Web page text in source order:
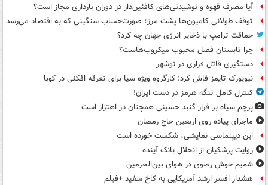
آیا مصرف قهوه و نوشیدنی‌های کافئین‌دار در دوران بارداری مجاز است؟
توقف طولانی کامیون‌ها پشت مرز؛ صورت‌حساب سنگینی که به اقتصاد می‌رسد
حماقت ترامپ با ذخایر انرژی جهان چه کرد؟
چرا تابستان فصل محبوب میکروب‌هاست؟
دستگیری قاتل فراری در نوشهر
نیویورک تایمز فاش کرد: کارگروه ویژه سیا برای تفرقه افکنی در کوبا
کنترل کامل تنگه هرمز در دست ایران!
پرچم سیاه بر فراز گنبد حسینی همچنان در اهتزاز است
ماجرای پیاده روی اربعین حاج رمضان
این دیپلماسی نمایشی، شکست خورده است
روایت پزشکیان از انحلال بانک آینده
شمیم خوش رضوی در هوای بین‌الحرمین
هشدار افسر ارشد آمریکایی به کاخ سفید +فیلم